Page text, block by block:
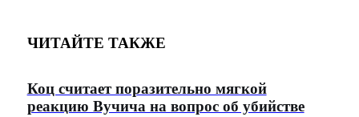
ЧИТАЙТЕ ТАКЖЕ
Коц считает поразительно мягкой
реакцию Вучича на вопрос об убийстве